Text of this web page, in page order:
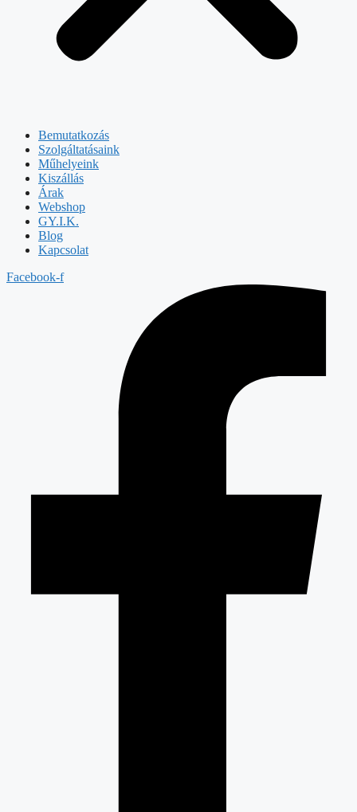
Bemutatkozás
Szolgáltatásaink
Műhelyeink
Kiszállás
Árak
Webshop
GY.I.K.
Blog
Kapcsolat
Facebook-f